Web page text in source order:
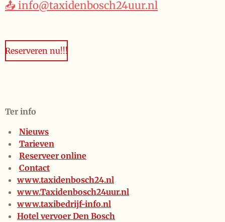
📤 info@taxidenbosch24uur.nl
Reserveren nu!!!
Ter info
Nieuws
Tarieven
Reserveer online
Contact
www.taxidenbosch24.nl
www.Taxidenbosch24uur.nl
www.taxibedrijf-info.nl
Hotel vervoer Den Bosch